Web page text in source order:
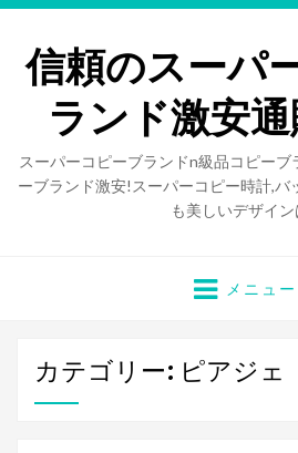
信頼のスーパ
ランド激安
スーパーコピーブランドn級品コピー
ーブランド激安!スーパーコピー時計,バ
も美しいデザイン
メニュー
カテゴリー: ピアジェ